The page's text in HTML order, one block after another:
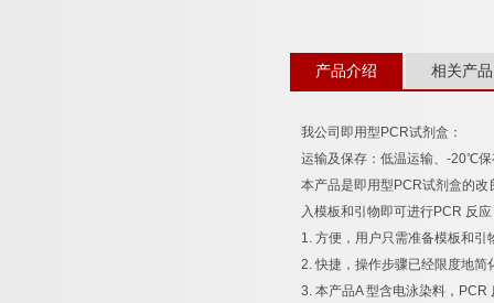
产品介绍 相关产品
我公司即用型 PCR试剂盒：
运输及保存：低温运输、 -20℃
本产品是即用型 PCR试剂盒的改
入模板和引物即可进行PCR 反
1. 方便，用户只需准备模板和引
2.快捷，操作步骤已经限度地简
3. 本产品A型含电泳染料， PCR